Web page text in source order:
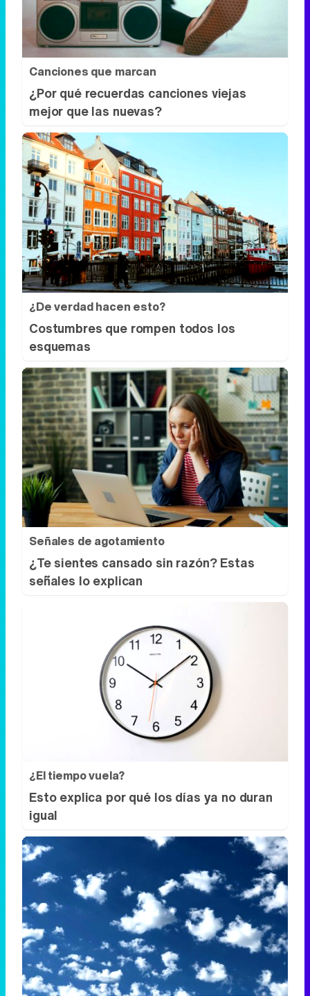
Canciones que marcan
¿Por qué recuerdas canciones viejas
mejor que las nuevas?
¿De verdad hacen esto?
Costumbres que rompen todos los
esquemas
Señales de agotamiento
¿Te sientes cansado sin razón? Estas
señales lo explican
¿El tiempo vuela?
Esto explica por qué los días ya no duran
igual